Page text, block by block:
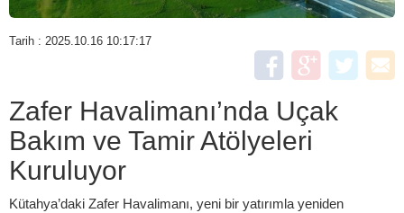
Tarih : 2025.10.16 10:17:17
Zafer Havalimanı’nda Uçak
Bakım ve Tamir Atölyeleri
Kuruluyor
Kütahya’daki Zafer Havalimanı, yeni bir yatırımla yeniden